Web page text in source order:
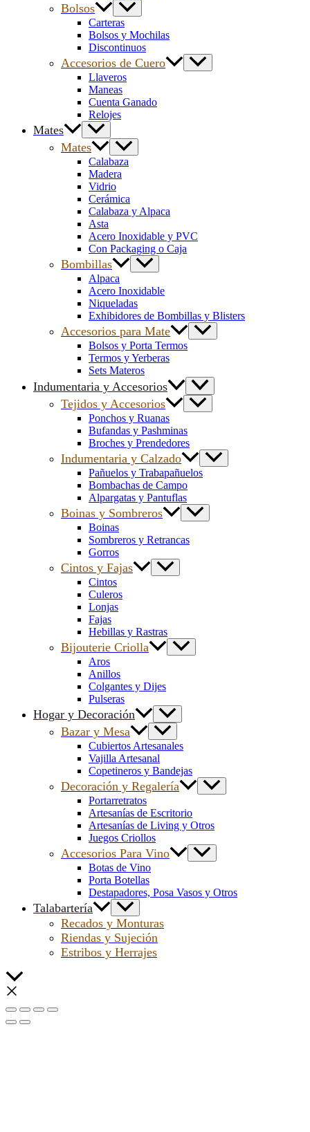
Bolsos
Carteras
Bolsos y Mochilas
Discontinuos
Accesorios de Cuero
Llaveros
Maneas
Cuenta Ganado
Relojes
Mates
Mates
Calabaza
Madera
Vidrio
Cerámica
Calabaza y Alpaca
Asta
Acero Inoxidable y PVC
Con Packaging o Caja
Bombillas
Alpaca
Acero Inoxidable
Niqueladas
Exhibidores de Bombillas y Blisters
Accesorios para Mate
Bolsos y Porta Termos
Termos y Yerberas
Sets Materos
Indumentaria y Accesorios
Tejidos y Accesorios
Ponchos y Ruanas
Bufandas y Pashminas
Broches y Prendedores
Indumentaria y Calzado
Pañuelos y Trabapañuelos
Bombachas de Campo
Alpargatas y Pantuflas
Boinas y Sombreros
Boinas
Sombreros y Retrancas
Gorros
Cintos y Fajas
Cintos
Culeros
Lonjas
Fajas
Hebillas y Rastras
Bijouterie Criolla
Aros
Anillos
Colgantes y Dijes
Pulseras
Hogar y Decoración
Bazar y Mesa
Cubiertos Artesanales
Vajilla Artesanal
Copetineros y Bandejas
Decoración y Regalería
Portarretratos
Artesanías de Escritorio
Artesanías de Living y Otros
Juegos Criollos
Accesorios Para Vino
Botas de Vino
Porta Botellas
Destapadores, Posa Vasos y Otros
Talabartería
Recados y Monturas
Riendas y Sujeción
Estribos y Herrajes